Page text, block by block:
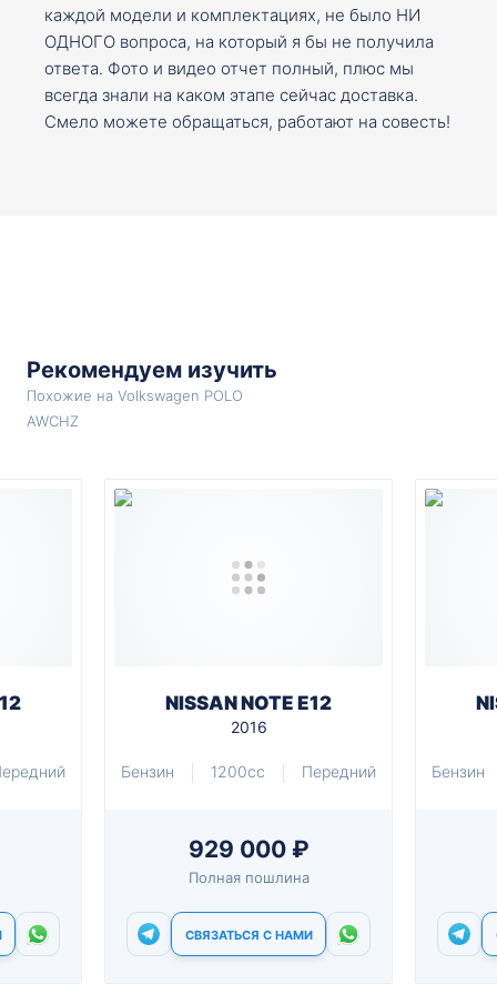
каждой модели и комплектациях, не было НИ
ОДНОГО вопроса, на который я бы не получила
ответа. Фото и видео отчет полный, плюс мы
всегда знали на каком этапе сейчас доставка.
Смело можете обращаться, работают на совесть!
Рекомендуем изучить
Похожие на Volkswagen POLO
AWCHZ
NISSAN NOTE E12
2016
Бензин 1200cc Передний
929 000 ₽
Полная пошлина
СВЯЗАТЬСЯ С НАМИ
Бензин